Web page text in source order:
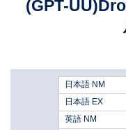
(GPT-
日本語 NM
日本語 EX
英語 NM